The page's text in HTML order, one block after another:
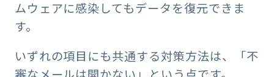
ムウェアに感染してもデータを復元できま
す。
いずれの項目にも共通する対策方法は、「不